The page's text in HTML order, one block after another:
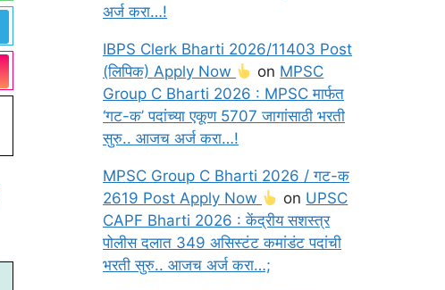
अर्ज करा…!
IBPS Clerk Bharti 2026/11403 Post
(लिपिक) Apply Now
on MPSC
Group C Bharti 2026 : MPSC मार्फत
‘गट-क’ पदांच्या एकूण 5707 जागांसाठी भरती
सुरु.. आजच अर्ज करा…!
MPSC Group C Bharti 2026 / गट-क
2619 Post Apply Now
on UPSC
CAPF Bharti 2026 : केंद्रीय सशस्त्र
पोलीस दलात 349 असिस्टंट कमांडंट पदांची
भरती सुरु.. आजच अर्ज करा…;